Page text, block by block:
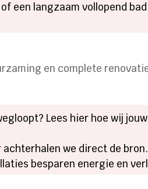
een langzaam vollopend
en complete
Lees hier hoe wij
we direct de bron.
besparen energie en